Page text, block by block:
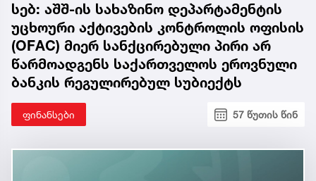
სებ: აშშ-ის სახაზინო დეპარტამენტის
უცხოური აქტივების კონტროლის ოფისის
(OFAC) მიერ სანქცირებული პირი არ
წარმოადგენს საქართველოს ეროვნული
ბანკის რეგულირებულ სუბიექტს
ფინანსები 57 წუთის წინ